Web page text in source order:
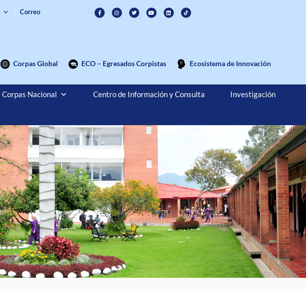
Correo
Corpas Global ECO – Egresados Corpistas Ecosistema de Innovación
Corpas Nacional Centro de Información y Consulta Investigación